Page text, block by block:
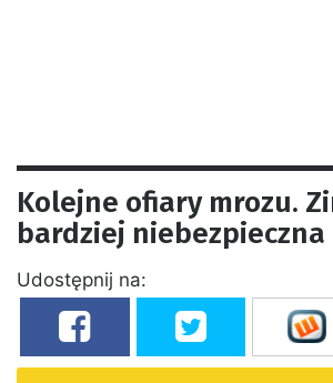
Kolejne ofiary mrozu.
bardziej niebezpieczna
Udostępnij na: